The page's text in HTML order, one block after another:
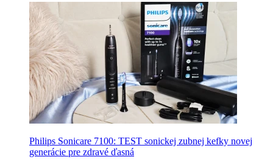
Philips Sonicare 7100: TEST sonickej zubnej kefky novej
generácie pre zdravé ďasná